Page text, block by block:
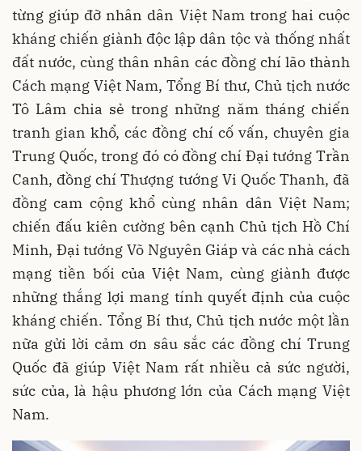
từng giúp đỡ nhân dân Việt Nam trong hai cuộc
kháng chiến giành độc lập dân tộc và thống nhất
đất nước, cùng thân nhân các đồng chí lão thành
Cách mạng Việt Nam, Tổng Bí thư, Chủ tịch nước
Tô Lâm chia sẻ trong những năm tháng chiến
tranh gian khổ, các đồng chí cố vấn, chuyên gia
Trung Quốc, trong đó có đồng chí Đại tướng Trần
Canh, đồng chí Thượng tướng Vi Quốc Thanh, đã
đồng cam cộng khổ cùng nhân dân Việt Nam;
chiến đấu kiên cường bên cạnh Chủ tịch Hồ Chí
Minh, Đại tướng Võ Nguyên Giáp và các nhà cách
mạng tiền bối của Việt Nam, cùng giành được
những thắng lợi mang tính quyết định của cuộc
kháng chiến. Tổng Bí thư, Chủ tịch nước một lần
nữa gửi lời cảm ơn sâu sắc các đồng chí Trung
Quốc đã giúp Việt Nam rất nhiều cả sức người,
sức của, là hậu phương lớn của Cách mạng Việt
Nam.